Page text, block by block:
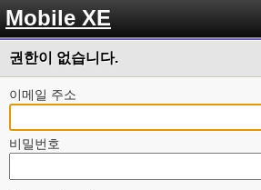
Mobile XE
권한이 없습니다.
이메일 주소
비밀번호